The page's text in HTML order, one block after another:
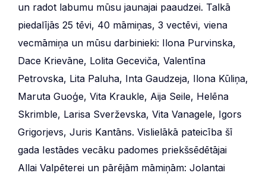
un radot labumu mūsu jaunajai paaudzei. Talkā
piedalījās 25 tēvi, 40 māmiņas, 3 vectēvi, viena
vecmāmiņa un mūsu darbinieki: Ilona Purvinska,
Dace Krievāne, Lolita Geceviča, Valentīna
Petrovska, Lita Paluha, Inta Gaudzeja, Ilona Kūliņa,
Maruta Guoģe, Vita Kraukle, Aija Seile, Helēna
Skrimble, Larisa Sverževska, Vita Vanagele, Igors
Grigorjevs, Juris Kantāns. Vislielākā pateicība šī
gada Iestādes vecāku padomes priekšsēdētājai
Allai Valpēterei un pārējām māmiņām: Jolantai